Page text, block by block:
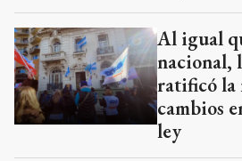
Al igual
nacional,
ratificó la
cambios
ley